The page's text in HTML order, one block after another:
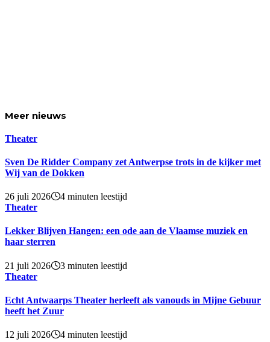
Meer nieuws
Theater
Sven De Ridder Company zet Antwerpse trots in de kijker met
Wij van de Dokken
26 juli 2026
4 minuten leestijd
Theater
Lekker Blijven Hangen: een ode aan de Vlaamse muziek en
haar sterren
21 juli 2026
3 minuten leestijd
Theater
Echt Antwaarps Theater herleeft als vanouds in Mijne Gebuur
heeft het Zuur
12 juli 2026
4 minuten leestijd